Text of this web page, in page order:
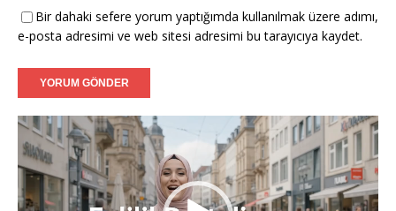
Caner (37) - Karlsruhe:Sadakatli bir hanımefendi
Aylin (35) - Mannheim:
bekliyorum.
Fatih (40) - Augsburg:İnançlı ve ahlaklı bir eş adayı.
Bir dahaki sefere yorum yaptığımda kullanılmak üzere adımı,
e-posta adresimi ve web sitesi adresimi bu tarayıcıya kaydet.
Video
oynatıcı